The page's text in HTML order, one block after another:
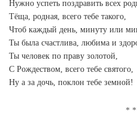
Нужно успеть поздравить всех
Тёща, родная, всего тебе такого,
Чтоб каждый день, минуту или
Ты была счастлива, любима и
Ты человек по праву золотой,
С Рождеством, всего тебе святого,
Ну а за дочь, поклон тебе земной!